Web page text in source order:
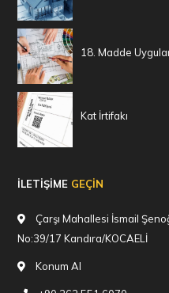
18. Madde
Kat İrtifakı
İLETİŞİME GEÇİN
Çarşı Mahallesi İsmail
No:39/17 Kandıra/KOCAELİ
Konum Al